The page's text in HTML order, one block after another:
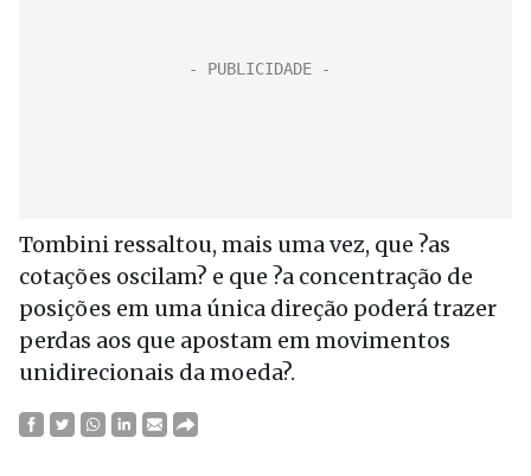
Tombini ressaltou, mais uma vez, que ?as
cotações oscilam? e que ?a concentração de
posições em uma única direção poderá trazer
perdas aos que apostam em movimentos
unidirecionais da moeda?.